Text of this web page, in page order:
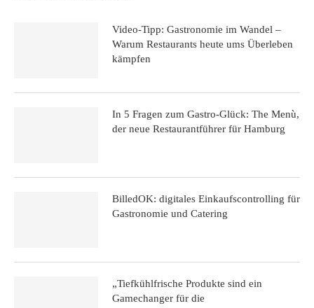
Video-Tipp: Gastronomie im Wandel –
Warum Restaurants heute ums Überleben
kämpfen
In 5 Fragen zum Gastro-Glück: The Menù,
der neue Restaurantführer für Hamburg
BilledOK: digitales Einkaufscontrolling für
Gastronomie und Catering
„Tiefkühlfrische Produkte sind ein
Gamechanger für die